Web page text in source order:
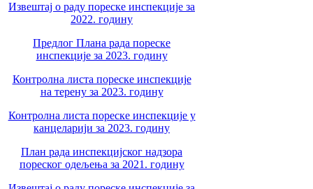
Извештај о раду пореске инспекције за
2022. годину
Предлог Плана рада пореске
инспекције за 2023. годину
Контролна листа пореске инспекције
на терену за 2023. годину
Контролна листа пореске инспекције у
канцеларији за 2023. годину
План рада инспекцијског надзора
пореског одељења за 2021. годину